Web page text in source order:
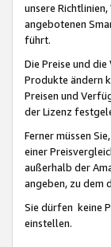
unsere
angebotenen
führt.
Die Preise und
Produkte ändern
Preisen und
der Lizenz
Ferner müssen
einer
außerhalb der
angeben, zu dem
Sie dürfen keine
einstellen.